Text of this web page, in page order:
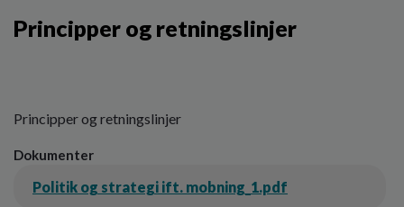
Principper og retningslinjer
Principper og retningslinjer
Dokumenter
Politik og strategi ift. mobning_1.pdf